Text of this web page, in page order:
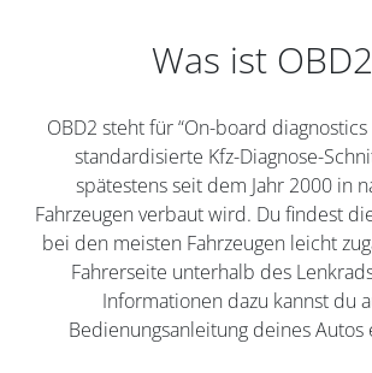
Was ist
OBD2 steht für “On-board
standardisierte Kfz-Diagnose-
spätestens seit dem Jahr 2000 in
Fahrzeugen verbaut wird. Du findest
bei den meisten Fahrzeugen leicht
Fahrerseite unterhalb des
Informationen dazu kannst du
Bedienungsanleitung deines Autos